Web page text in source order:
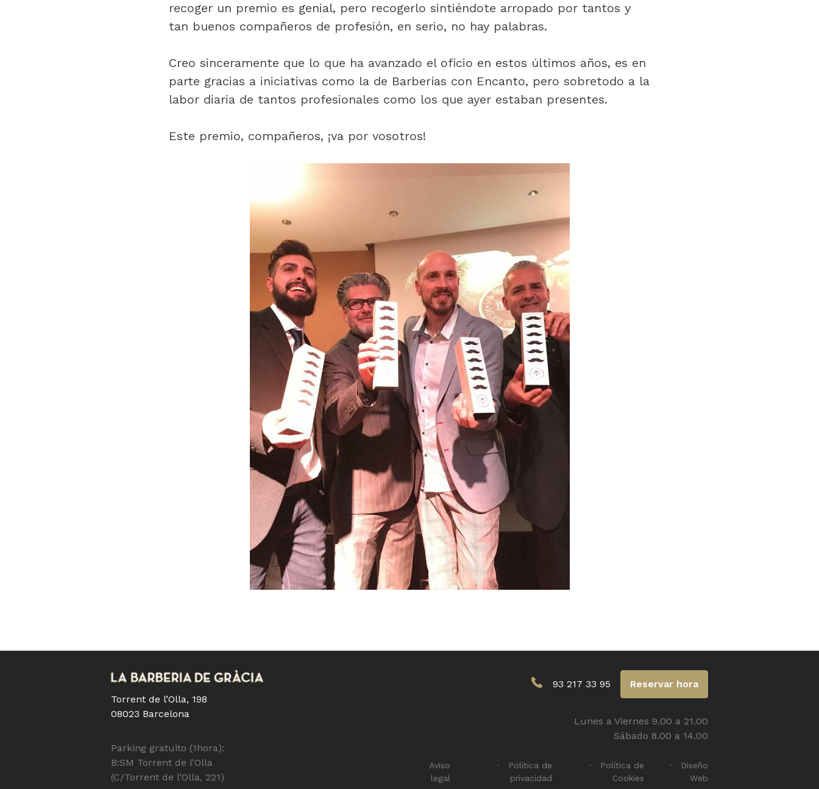
recoger un premio es genial, pero recogerlo sintiéndote arropado por tantos y
tan buenos compañeros de profesión, en serio, no hay palabras.
Creo sinceramente que lo que ha avanzado el oficio en estos últimos años, es en
parte gracias a iniciativas como la de Barberías con Encanto, pero sobretodo a la
labor diaria de tantos profesionales como los que ayer estaban presentes.
Este premio, compañeros, ¡va por vosotros!
Torrent de l’Olla, 198
08023 Barcelona
Parking gratuito (1hora):
B:SM Torrent de l’Olla
(C/Torrent de l’Olla, 221)
93 217 33 95 Reservar hora
Lunes a Viernes 9.00 a 21.00
Sábado 8.00 a 14.00
Aviso
legal
Política de
privacidad
Política de
Cookies
Diseño
Web